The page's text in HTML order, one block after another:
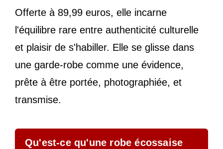
Offerte à 89,99 euros, elle incarne
l'équilibre rare entre authenticité culturelle
et plaisir de s'habiller. Elle se glisse dans
une garde-robe comme une évidence,
prête à être portée, photographiée, et
transmise.
Qu'est-ce qu'une robe écossaise